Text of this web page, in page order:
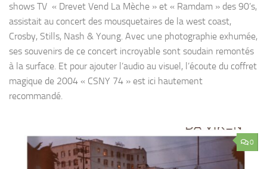
shows TV « Drevet Vend La Mèche » et « Ramdam » des 90’s,
assistait au concert des mousquetaires de la west coast,
Crosby, Stills, Nash & Young. Avec une photographie exhumée,
ses souvenirs de ce concert incroyable sont soudain remontés
à la surface. Et pour ajouter l’audio au visuel, l’écoute du coffret
magique de 2004 « CSNY 74 » est ici hautement
recommandé.
0